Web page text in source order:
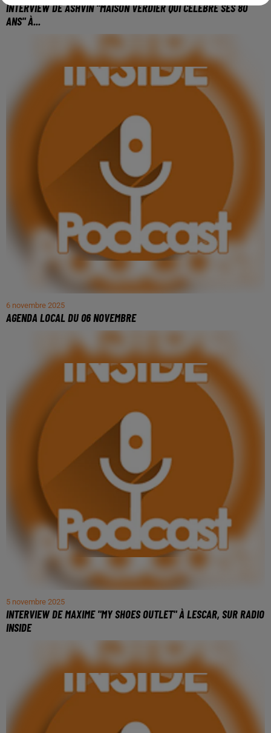
INTERVIEW DE ASHVIN "MAISON VERDIER QUI CÉLÈBRE SES 80
ANS" À...
6 novembre 2025
AGENDA LOCAL DU 06 NOVEMBRE
5 novembre 2025
INTERVIEW DE MAXIME "MY SHOES OUTLET" À LESCAR, SUR RADIO
INSIDE